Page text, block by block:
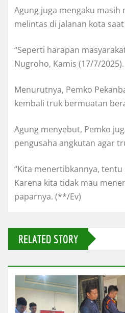
Agung juga mengaku
melintas di jalanan kota
“Seperti harapan
Nugroho, Kamis (17/7/2025).
Menurutnya, Pemko
kembali truk bermuatan
Agung menyebut, Pemko
pengusaha angkutan agar
“Kita menertibkannya,
Karena kita tidak mau
paparnya. (**/Ev)
RELATED STORY